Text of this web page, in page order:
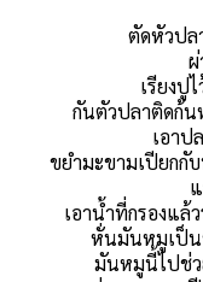
ตัดหัวปล
เรียงปู
กันตัวปลาติดก้น
เอาป
ขยำมะขามเปียกกั
เอาน้ำที่กรองแล้
หั่นมันหมูเป็น
มันหมูนี้ไปช่ว